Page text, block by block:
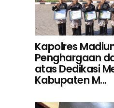
Kapolres
Penghargaan
atas Dedikasi
Kabupaten M...